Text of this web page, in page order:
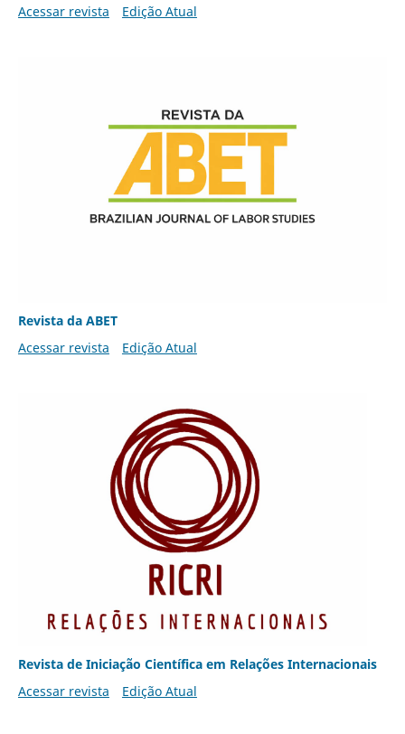
Acessar revista Edição Atual
Revista da ABET
Acessar revista
Edição Atual
Revista de Iniciação Científica em Relações Internacionais
Acessar revista
Edição Atual